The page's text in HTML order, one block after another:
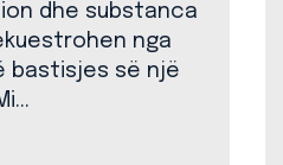
dhe substanca
nga
bastisjes së një